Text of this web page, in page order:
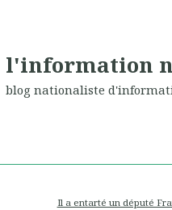
l'information
blog nationaliste
Il a entarté un député